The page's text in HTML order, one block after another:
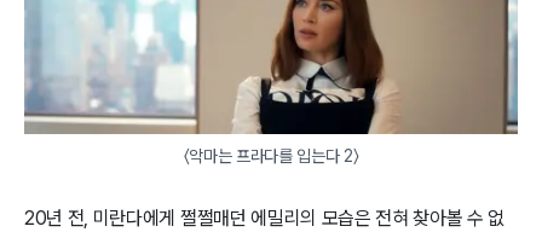
〈악마는 프라다를 입는다 2〉
20년 전, 미란다에게 쩔쩔매던 에밀리의 모습은 전혀 찾아볼 수 없